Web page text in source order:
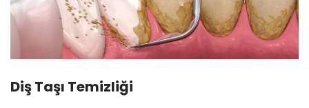
Diş Taşı Temizliği